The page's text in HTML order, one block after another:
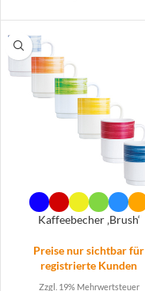
Kaffeebecher ‚Brush‘
Preise nur sichtbar für
registrierte Kunden
Zzgl. 19% Mehrwertsteuer